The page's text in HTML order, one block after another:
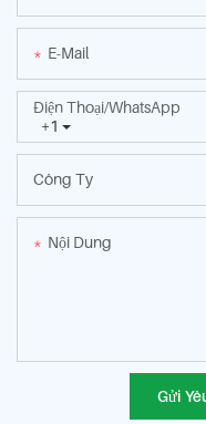
E-Mail
+1
Điện Thoại/WhatsApp
Công Ty
Nội Dung
Gửi